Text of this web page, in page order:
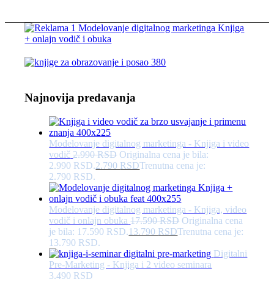
Najnovija predavanja
Modelovanje digitalnog marketinga - Knjiga i video
vodič 2.990RSD Originalna cena je bila:
2.990 RSD.2.790 RSDTrenutna cena je:
2.790 RSD.
Modelovanje digitalnog marketinga - Knjiga, video
vodič i onlajn obuka 17.590RSD Originalna cena
je bila: 17.590 RSD.13.790 RSDTrenutna cena je:
13.790 RSD.
Digitalni
Pre-Marketing - Knjiga i 2 video seminara
3.490 RSD